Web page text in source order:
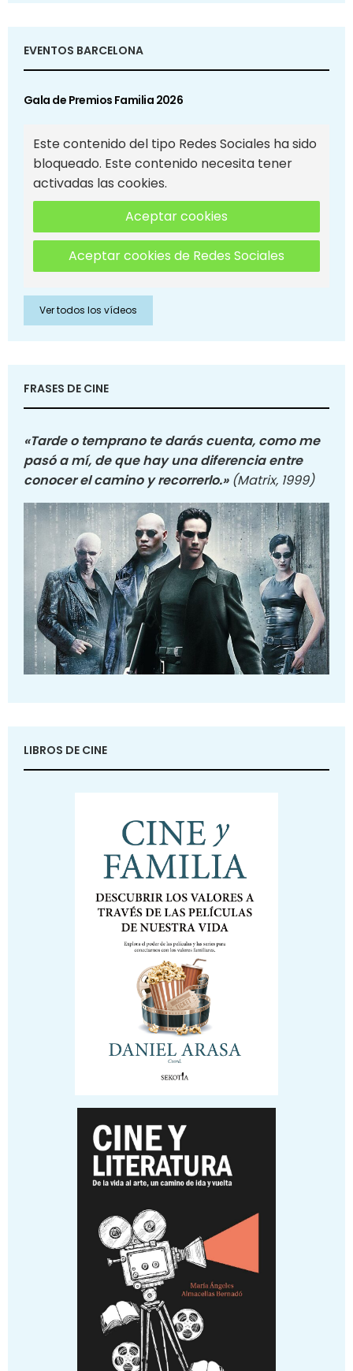
EVENTOS BARCELONA
Gala de Premios Familia 2026
Este contenido del tipo Redes Sociales ha sido
bloqueado. Este contenido necesita tener
activadas las cookies.
Aceptar cookies
Aceptar cookies de Redes Sociales
Ver todos los vídeos
FRASES DE CINE
«Tarde o temprano te darás cuenta, como me
pasó a mí, de que hay una diferencia entre
conocer el camino y recorrerlo.» (Matrix, 1999)
LIBROS DE CINE